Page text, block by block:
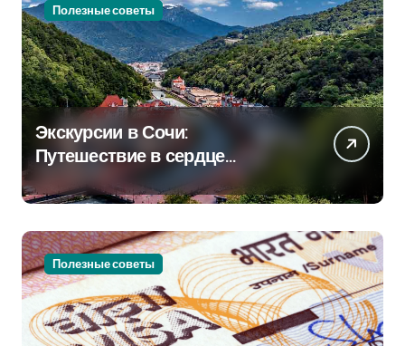
Полезные советы
Экскурсии в Сочи:
Путешествие в сердце
Черноморского курорта
Полезные советы